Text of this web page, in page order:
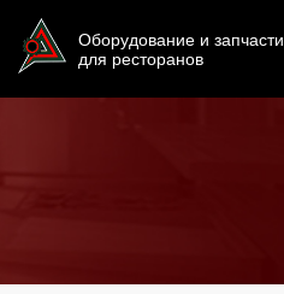
Оборудование и запчасти
для ресторанов